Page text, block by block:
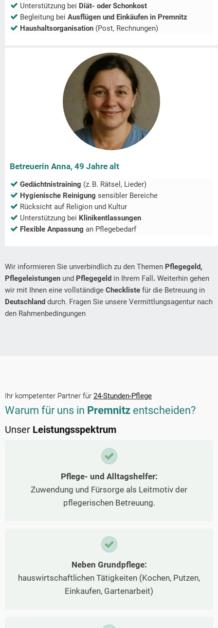
Unterstützung bei Diät- oder Schonkost
Begleitung bei Ausflügen und Einkäufen in Premnitz
Haushaltsorganisation (Post, Rechnungen)
Betreuerin Anna, 49 Jahre alt
Gedächtnistraining (z. B. Rätsel, Lieder)
Hygienische Reinigung sensibler Bereiche
Rücksicht auf Religion und Kultur
Unterstützung bei Klinikentlassungen
Flexible Anpassung an Pflegebedarf
Wir informieren Sie unverbindlich zu den Themen Pflegegeld,
Pflegeleistungen und Pflegegeld in Ihrem Fall . Weiterhin gehen
wir mit Ihnen eine vollständige Checkliste für die Betreuung in
Deutschland durch. Fragen Sie unsere Vermittlungsagentur nach
den Rahmenbedingungen
Ihr kompetenter Partner für 24-Stunden-Pflege
Warum für uns in Premnitz entscheiden?
Unser Leistungsspektrum
Pflege- und Alltagshelfer:
Zuwendung und Fürsorge als Leitmotiv der
pflegerischen Betreuung.
Neben Grundpflege:
hauswirtschaftlichen Tätigkeiten (Kochen, Putzen,
Einkaufen, Gartenarbeit)